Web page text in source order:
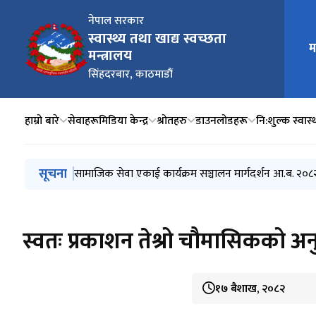
नेपाल सरकार
स्वास्थ्य तथा खाद्य स्वच्छता
मन्त्रालय
सिंहदरबार, काठमाडौं
मुख्य
हाम्रो बारे सेवाहरूमिडिया केन्द्र श्रोतहरु डाउनलोडहरू नि:शुल्क
मुख्य नेभिगेसनमा जानुहोस्
सूचना स्वतः प्रकाशन चौथौं त्रैमासिक (२०८१ बैशाख, जेष्ठ, अषाढ)
सामाजिक सेवा एकाई कार्यक्रम सञ्चालन मार्गदर्शन आ.ब.
एकद्वार संकट व्यवस्थापन केन्द्र कार्यक्रम सञ्चालन मार्गदर्शन
जेरियाट्रिक (ज्येष्ठ नागरिक) स्वास्थ्य सेवा सञ्चालन मार्गदर्शन
स्थानीय तहमा आधारभूत स्वास्थ्य सेवा केन्द्र निर्माण तथा सेवा
स्वतः प्रकाशन तेश्रो चौमासिकको
१७ बैशाख, २०८२